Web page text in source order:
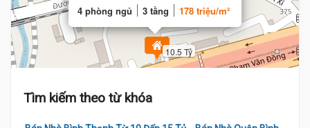
10.5 Tỷ
4 phòng ngủ 3 tầng 178 triệu/m²
Tìm kiếm theo từ khóa